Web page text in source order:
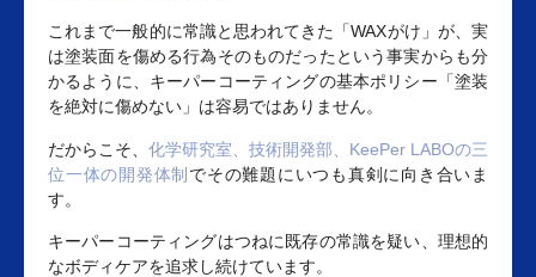
これまで一般的に常識と思われてきた「WAXがけ」が、実
は塗装面を傷める行為そのものだったという事実からも分
かるように、キーパーコーティングの基本ポリシー「塗装
を絶対に傷めない」は容易ではありません。
だからこそ、 化学研究室、技術開発部、KeePer LABOの三
位一体の開発体制でその難題にいつも真剣に向き合いま
す。
キーパーコーティングはつねに既存の常識を疑い、理想的
なボディケアを追求し続けています。